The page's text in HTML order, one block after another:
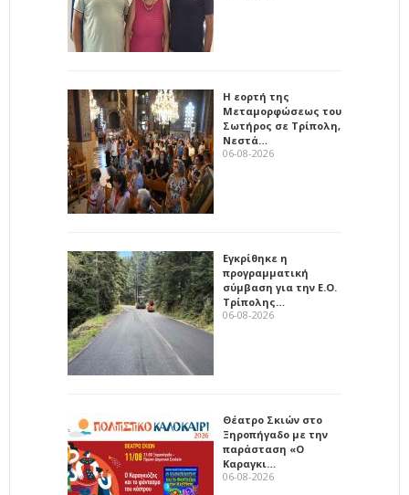
Η εορτή της
Μεταμορφώσεως του
Σωτήρος σε Τρίπολη,
Νεστά…
06-08-2026
Εγκρίθηκε η
προγραμματική
σύμβαση για την Ε.Ο.
Τρίπολης…
06-08-2026
Θέατρο Σκιών στο
Ξηροπήγαδο με την
παράσταση «Ο
Καραγκι…
06-08-2026